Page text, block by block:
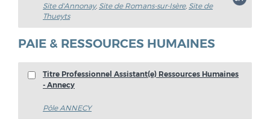
Site d'Annonay, Site de Romans-sur-Isère, Site de
Thueyts
PAIE & RESSOURCES HUMAINES
Titre Professionnel Assistant(e) Ressources Humaines
- Annecy
Pôle ANNECY